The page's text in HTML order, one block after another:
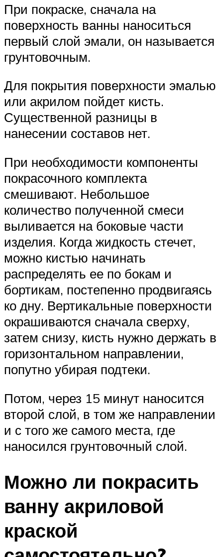
При покраске, сначала на
поверхность ванны наноситься
первый слой эмали, он называется
грунтовочным.
Для покрытия поверхности эмалью
или акрилом пойдет кисть.
Существенной разницы в
нанесении составов нет.
При необходимости компоненты
покрасочного комплекта
смешивают. Небольшое
количество полученной смеси
выливается на боковые части
изделия. Когда жидкость стечет,
можно кистью начинать
распределять ее по бокам и
бортикам, постепенно продвигаясь
ко дну. Вертикальные поверхности
окрашиваются сначала сверху,
затем снизу, кисть нужно держать в
горизонтальном направлении,
попутно убирая подтеки.
Потом, через 15 минут наносится
второй слой, в том же направлении
и с того же самого места, где
наносился грунтовочный слой.
Можно ли покрасить
ванну акриловой
краской